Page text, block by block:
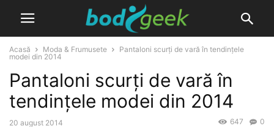
Acasă Moda & Frumusete
Pantaloni scurți de vară în tendințele
modei din 2014
Pantaloni scurți de vară în
tendințele modei din 2014
20 august 2014 0
647